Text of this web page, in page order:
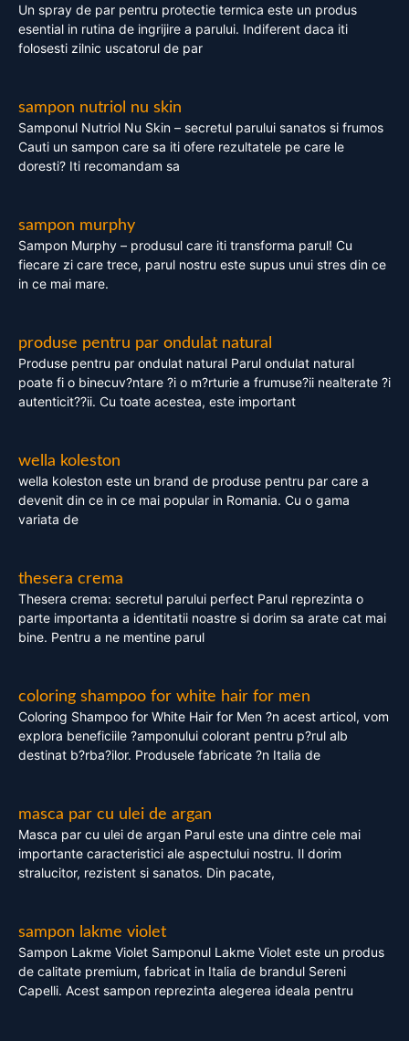
Un spray de par pentru protectie termica este un produs
esential in rutina de ingrijire a parului. Indiferent daca iti
folosesti zilnic uscatorul de par
sampon nutriol nu skin
Samponul Nutriol Nu Skin – secretul parului sanatos si frumos
Cauti un sampon care sa iti ofere rezultatele pe care le
doresti? Iti recomandam sa
sampon murphy
Sampon Murphy – produsul care iti transforma parul! Cu
fiecare zi care trece, parul nostru este supus unui stres din ce
in ce mai mare.
produse pentru par ondulat natural
Produse pentru par ondulat natural Parul ondulat natural
poate fi o binecuv?ntare ?i o m?rturie a frumuse?ii nealterate ?i
autenticit??ii. Cu toate acestea, este important
wella koleston
wella koleston este un brand de produse pentru par care a
devenit din ce in ce mai popular in Romania. Cu o gama
variata de
thesera crema
Thesera crema: secretul parului perfect Parul reprezinta o
parte importanta a identitatii noastre si dorim sa arate cat mai
bine. Pentru a ne mentine parul
coloring shampoo for white hair for men
Coloring Shampoo for White Hair for Men ?n acest articol, vom
explora beneficiile ?amponului colorant pentru p?rul alb
destinat b?rba?ilor. Produsele fabricate ?n Italia de
masca par cu ulei de argan
Masca par cu ulei de argan Parul este una dintre cele mai
importante caracteristici ale aspectului nostru. Il dorim
stralucitor, rezistent si sanatos. Din pacate,
sampon lakme violet
Sampon Lakme Violet Samponul Lakme Violet este un produs
de calitate premium, fabricat in Italia de brandul Sereni
Capelli. Acest sampon reprezinta alegerea ideala pentru